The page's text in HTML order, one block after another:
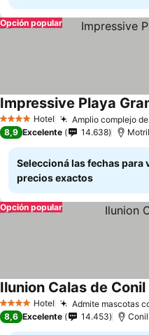
Opción popular
4 EstrellasHotel Amplio complejo
Impressive Playa
8,9 Excelente 14.638 Motril
Seleccioná las fechas para
precios exactos
Opción popular
4 EstrellasHotel Admite mascotas
Ilunion Calas de Conil
8,6 Excelente 14.453